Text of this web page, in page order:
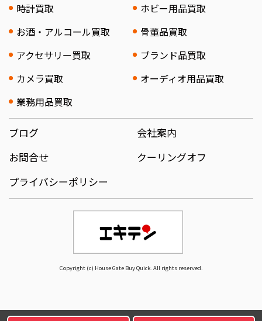
時計買取
ホビー用品買取
お酒・アルコール買取
骨董品買取
アクセサリー買取
ブランド品買取
カメラ買取
オーディオ用品買取
業務用品買取
ブログ
会社案内
お問合せ
クーリングオフ
プライバシーポリシー
Copyright (c) House Gate Buy Quick. All rights reserved.